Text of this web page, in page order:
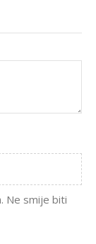
Ne smije biti